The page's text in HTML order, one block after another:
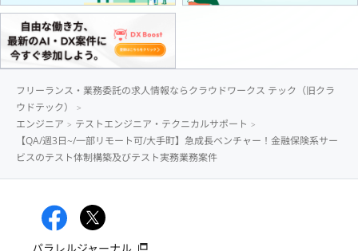
フリーランス・業務委託の求人情報ならクラウドワークス テック（旧クラ
ウドテック）
エンジニア
テストエンジニア・テクニカルサポート
【QA/週3日~/一部リモート可/大手町】急成長ベンチャー！金融保険系サー
ビスのテスト体制構築及びテスト実務業務案件
パラレルジャーナル